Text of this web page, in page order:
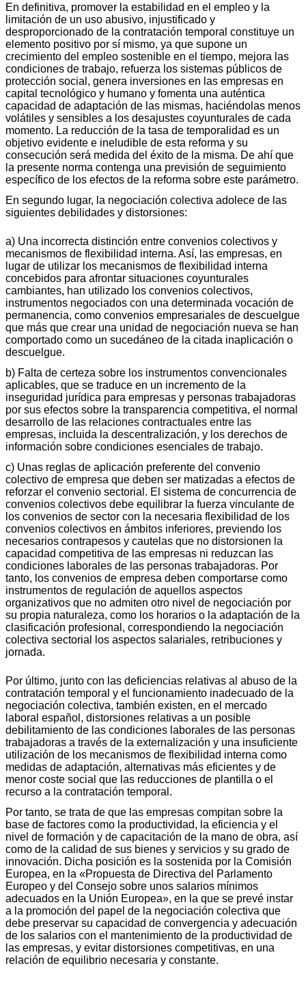
En definitiva, promover la estabilidad en el empleo y la
limitación de un uso abusivo, injustificado y
desproporcionado de la contratación temporal constituye un
elemento positivo por sí mismo, ya que supone un
crecimiento del empleo sostenible en el tiempo, mejora las
condiciones de trabajo, refuerza los sistemas públicos de
protección social, genera inversiones en las empresas en
capital tecnológico y humano y fomenta una auténtica
capacidad de adaptación de las mismas, haciéndolas menos
volátiles y sensibles a los desajustes coyunturales de cada
momento. La reducción de la tasa de temporalidad es un
objetivo evidente e ineludible de esta reforma y su
consecución será medida del éxito de la misma. De ahí que
la presente norma contenga una previsión de seguimiento
específico de los efectos de la reforma sobre este parámetro.
En segundo lugar, la negociación colectiva adolece de las
siguientes debilidades y distorsiones:
a) Una incorrecta distinción entre convenios colectivos y
mecanismos de flexibilidad interna. Así, las empresas, en
lugar de utilizar los mecanismos de flexibilidad interna
concebidos para afrontar situaciones coyunturales
cambiantes, han utilizado los convenios colectivos,
instrumentos negociados con una determinada vocación de
permanencia, como convenios empresariales de descuelgue
que más que crear una unidad de negociación nueva se han
comportado como un sucedáneo de la citada inaplicación o
descuelgue.
b) Falta de certeza sobre los instrumentos convencionales
aplicables, que se traduce en un incremento de la
inseguridad jurídica para empresas y personas trabajadoras
por sus efectos sobre la transparencia competitiva, el normal
desarrollo de las relaciones contractuales entre las
empresas, incluida la descentralización, y los derechos de
información sobre condiciones esenciales de trabajo.
c) Unas reglas de aplicación preferente del convenio
colectivo de empresa que deben ser matizadas a efectos de
reforzar el convenio sectorial. El sistema de concurrencia de
convenios colectivos debe equilibrar la fuerza vinculante de
los convenios de sector con la necesaria flexibilidad de los
convenios colectivos en ámbitos inferiores, previendo los
necesarios contrapesos y cautelas que no distorsionen la
capacidad competitiva de las empresas ni reduzcan las
condiciones laborales de las personas trabajadoras. Por
tanto, los convenios de empresa deben comportarse como
instrumentos de regulación de aquellos aspectos
organizativos que no admiten otro nivel de negociación por
su propia naturaleza, como los horarios o la adaptación de la
clasificación profesional, correspondiendo la negociación
colectiva sectorial los aspectos salariales, retribuciones y
jornada.
Por último, junto con las deficiencias relativas al abuso de la
contratación temporal y el funcionamiento inadecuado de la
negociación colectiva, también existen, en el mercado
laboral español, distorsiones relativas a un posible
debilitamiento de las condiciones laborales de las personas
trabajadoras a través de la externalización y una insuficiente
utilización de los mecanismos de flexibilidad interna como
medidas de adaptación, alternativas más eficientes y de
menor coste social que las reducciones de plantilla o el
recurso a la contratación temporal.
Por tanto, se trata de que las empresas compitan sobre la
base de factores como la productividad, la eficiencia y el
nivel de formación y de capacitación de la mano de obra, así
como de la calidad de sus bienes y servicios y su grado de
innovación. Dicha posición es la sostenida por la Comisión
Europea, en la «Propuesta de Directiva del Parlamento
Europeo y del Consejo sobre unos salarios mínimos
adecuados en la Unión Europea», en la que se prevé instar
a la promoción del papel de la negociación colectiva que
debe preservar su capacidad de convergencia y adecuación
de los salarios con el mantenimiento de la productividad de
las empresas, y evitar distorsiones competitivas, en una
relación de equilibrio necesaria y constante.